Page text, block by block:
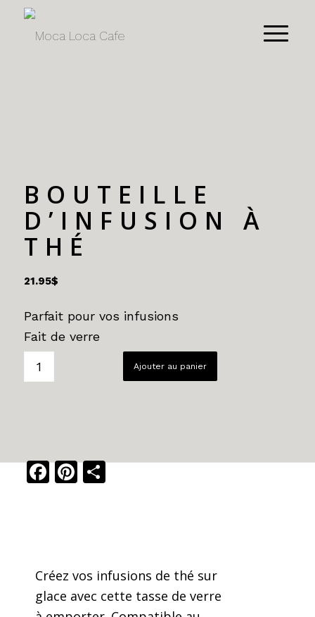
BOUTEILLE
D’INFUSION À
THÉ
21.95$
Parfait pour vos infusions
Fait de verre
Ajouter au panier
Facebook
Pinterest
Share
Créez vos infusions de thé sur
glace avec cette tasse de verre